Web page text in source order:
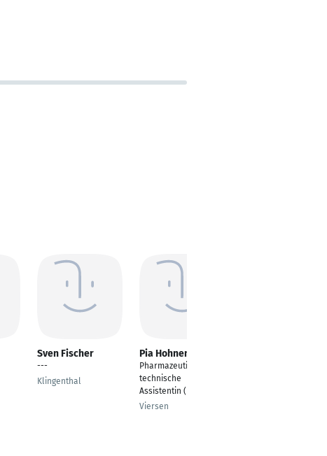
Sven Fischer
---
Klingenthal
Pia Hohnen
Pharmazeutisch-
technische
Assistentin (PTA)
Viersen